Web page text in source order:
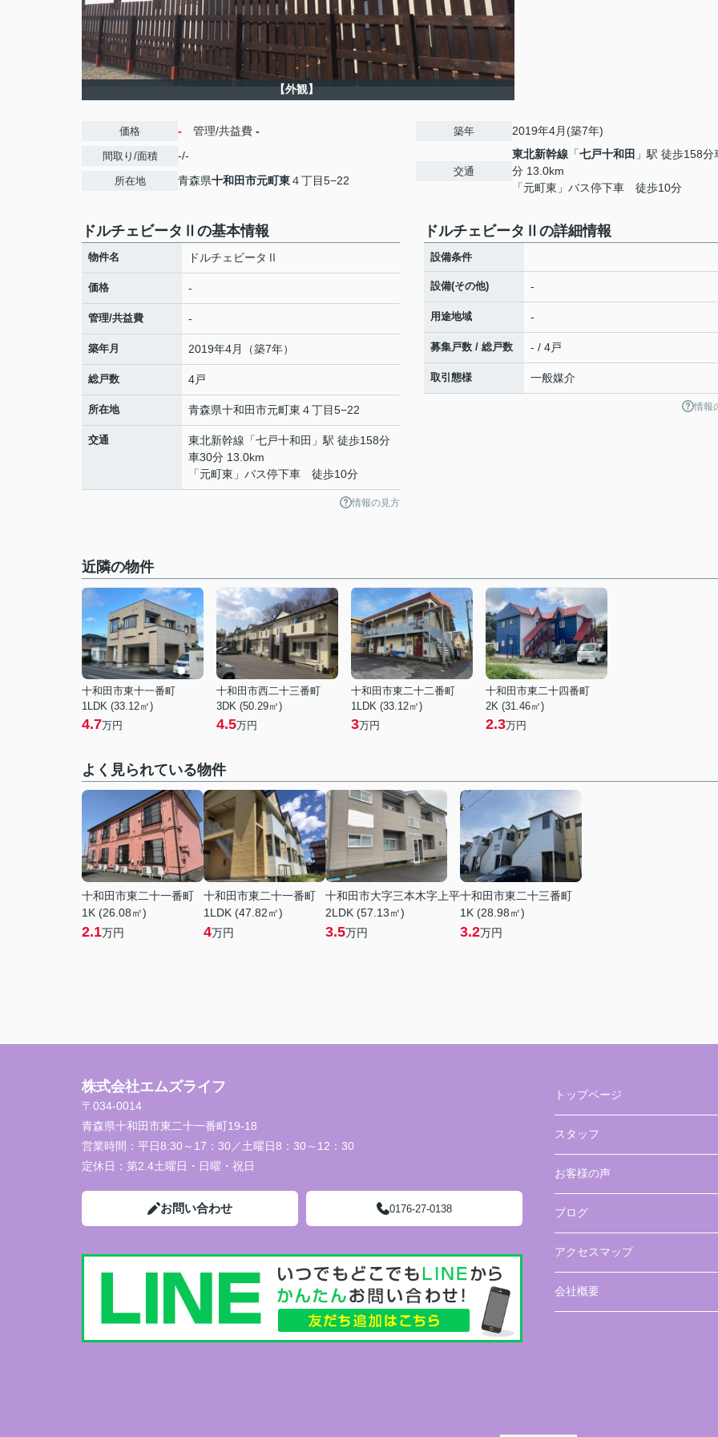
【外観】
価格 - 管理/共益費 -
間取り/面積 -/-
所在地 青森県十和田市元町東４丁目5−22
築年 2019年4月(築7年)
交通
東北新幹線 「七戸十和田 」駅 徒歩158分
分 13.0km
「元町東」バス停下車 徒歩10分
ドルチェビータⅡの基本情報
物件名 ドルチェビータⅡ
価格 -
管理/共益費 -
築年月 2019年4月（築7年）
総戸数 4戸
所在地 青森県十和田市元町東 ４丁目5−22
交通 東北新幹線 「七戸十和田 」駅 徒歩158分
車30分 13.0km
「元町東」バス停下車 徒歩10分
情報の見方
ドルチェビータⅡの詳細情報
設備条件
設備(その他) -
用途地域 -
募集戸数 / 総戸数 - / 4戸
取引態様 一般媒介
情報
近隣の物件
十和田市東十一番町
1LDK (33.12㎡)
4.7万円
十和田市西二十三番町
3DK (50.29㎡)
4.5万円
十和田市東二十二番町
1LDK (33.12㎡)
3万円
十和田市東二十四番町
2K (31.46㎡)
2.3万円
よく見られている物件
十和田市東二十一番町
1K (26.08㎡)
2.1万円
十和田市東二十一番町
1LDK (47.82㎡)
4万円
十和田市大字三本木字上平
2LDK (57.13㎡)
3.5万円
十和田市東二十三番町
1K (28.98㎡)
3.2万円
株式会社エムズライフ
〒034-0014
青森県十和田市東二十一番町19-18
営業時間： 平日8:30～17：30／土曜日8：30～12：30
定休日： 第2.4土曜日・日曜・祝日
お問い合わせ 0176-27-0138
トップページ
スタッフ
お客様の声
ブログ
アクセスマップ
会社概要